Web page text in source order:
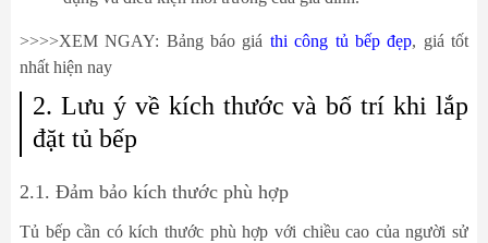
>>>>XEM NGAY: Bảng báo giá thi công tủ bếp đẹp, giá tốt
nhất hiện nay
2. Lưu ý về kích thước và bố trí khi lắp
đặt tủ bếp
2.1. Đảm bảo kích thước phù hợp
Tủ bếp cần có kích thước phù hợp với chiều cao của người sử